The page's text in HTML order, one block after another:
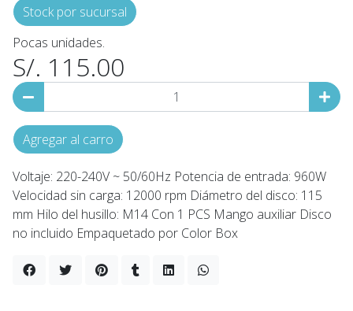
Stock por sucursal
Pocas unidades.
S/. 115.00
Agregar al carro
Voltaje: 220-240V ~ 50/60Hz Potencia de entrada: 960W
Velocidad sin carga: 12000 rpm Diámetro del disco: 115
mm Hilo del husillo: M14 Con 1 PCS Mango auxiliar Disco
no incluido Empaquetado por Color Box